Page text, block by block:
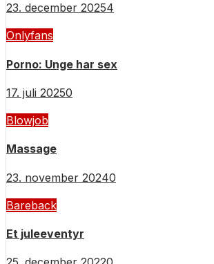
23. december 20254
Onlyfans
Porno: Unge har sex
17. juli 20250
Blowjob
Massage
23. november 20240
Bareback
Et juleeventyr